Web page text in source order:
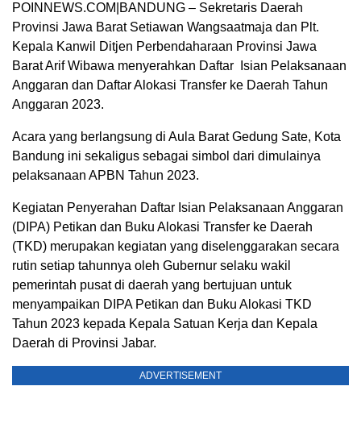
POINNEWS.COM|BANDUNG – Sekretaris Daerah
Provinsi Jawa Barat Setiawan Wangsaatmaja dan Plt.
Kepala Kanwil Ditjen Perbendaharaan Provinsi Jawa
Barat Arif Wibawa menyerahkan Daftar Isian Pelaksanaan
Anggaran dan Daftar Alokasi Transfer ke Daerah Tahun
Anggaran 2023.
Acara yang berlangsung di Aula Barat Gedung Sate, Kota
Bandung ini sekaligus sebagai simbol dari dimulainya
pelaksanaan APBN Tahun 2023.
Kegiatan Penyerahan Daftar Isian Pelaksanaan Anggaran
(DIPA) Petikan dan Buku Alokasi Transfer ke Daerah
(TKD) merupakan kegiatan yang diselenggarakan secara
rutin setiap tahunnya oleh Gubernur selaku wakil
pemerintah pusat di daerah yang bertujuan untuk
menyampaikan DIPA Petikan dan Buku Alokasi TKD
Tahun 2023 kepada Kepala Satuan Kerja dan Kepala
Daerah di Provinsi Jabar.
ADVERTISEMENT